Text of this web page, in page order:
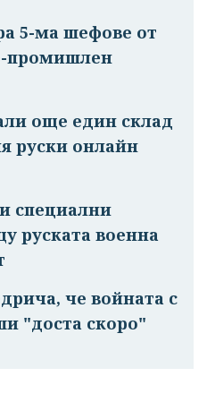
5-ма шефове от
промишлен
още един склад
руски онлайн
специални
руската военна
че войната с
"доста скоро"